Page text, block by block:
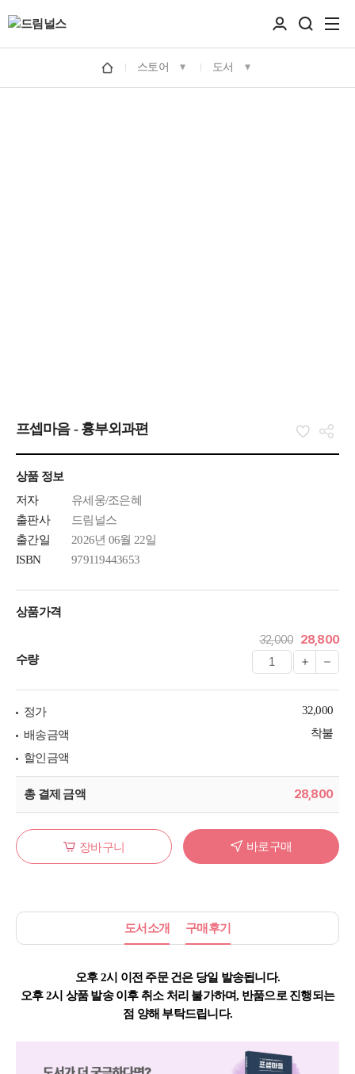
스토어 도서
프셉마음 - 흉부외과편
상품 정보
저자
유세웅/조은혜
출판사
드림널스
출간일
2026년 06월 22일
ISBN
979119443653
상품가격
32,000 28,800
수량
정가
32,000
배송금액
착불
할인금액
총 결제 금액 28,800
장바구니 바로구매
도서소개 구매후기
오후 2시 이전 주문 건은 당일 발송됩니다.
오후 2시 상품 발송이후 취소 처리 불가하며, 반품으로 진행되는
점 양해 부탁드립니다.